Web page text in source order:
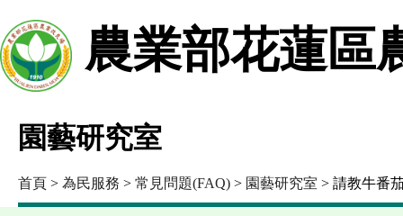
農業部花蓮區
園藝研究室
首頁 > 為民服務 > 常見問題(FAQ) > 園藝研究室 > 請教牛番